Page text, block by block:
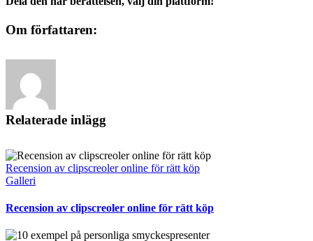
Facebook
X
Reddit
LinkedIn
Tumblr
Pinterest
E-
Om författaren:
Relaterade inlägg
Recension av clipscreoler online för rätt köp
Galleri
Recension av clipscreoler online för rätt köp